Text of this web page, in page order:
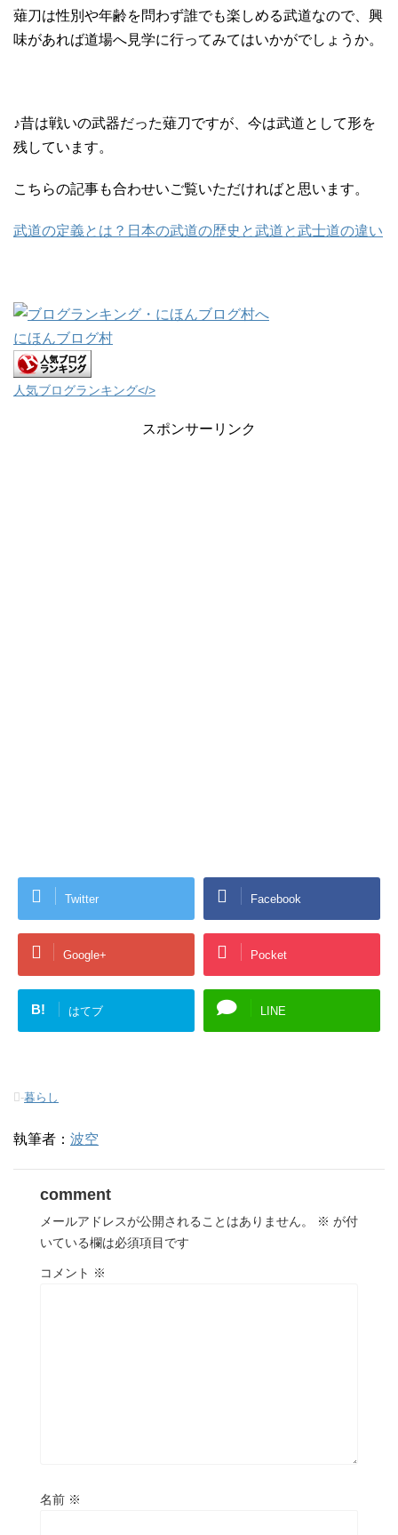
薙刀は性別や年齢を問わず誰でも楽しめる武道なので、興
味があれば道場へ見学に行ってみてはいかがでしょうか。
♪昔は戦いの武器だった薙刀ですが、今は武道として形を
残しています。
こちらの記事も合わせいご覧いただければと思います。
武道の定義とは？日本の武道の歴史と武道と武士道の違い
にほんブログ村
人気ブログランキング</>
スポンサーリンク
Twitter Facebook
Google+ Pocket
B! はてブ LINE
-暮らし
執筆者： 波空
comment
メールアドレスが公開されることはありません。 ※ が付
いている欄は必須項目です
コメント ※
名前 ※